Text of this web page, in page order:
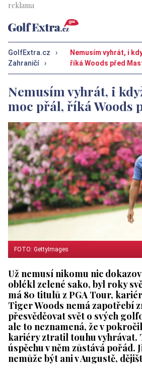
GolfExtra.cz
›
Zahraničí
›
Nemusím vyhrát, i
říká Woods před
Nemusím vyhrát, i
moc přál, říká Woods
FOTO: GettyImages
Už nemusí nikomu nic
oblékl zelené sako, byl roky
má 80 titulů z PGA Tour,
Tiger Woods nemá zapotřebí
přesvědčovat svět o svých
ale to neznamená, že v
kariéry ztratil touhu vyhrávat.
úspěchu v něm zůstává pořád.
nemůže být ani v Augustě,